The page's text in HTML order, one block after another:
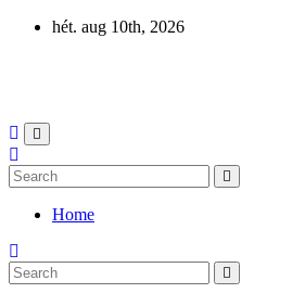
Skip
hét. aug 10th, 2026
Home